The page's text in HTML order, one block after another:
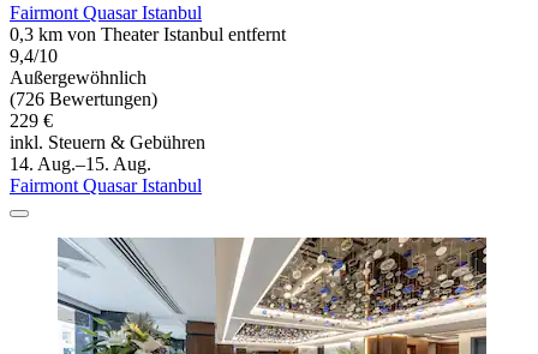
Fairmont Quasar Istanbul
0,3 km von Theater Istanbul entfernt
9,4/10
Außergewöhnlich
(726 Bewertungen)
229 €
inkl. Steuern & Gebühren
14. Aug.–15. Aug.
Fairmont Quasar Istanbul